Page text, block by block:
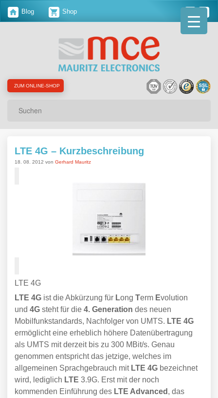
Blog Shop
ZUM ONLINE-SHOP
LTE 4G – Kurzbeschreibung
18. 08. 2012 von Gerhard Mauritz
LTE 4G
LTE 4G ist die Abkürzung für Long Term Evolution
und 4G steht für die 4. Generation des neuen
Mobilfunkstandards, Nachfolger von UMTS. LTE 4G
ermöglicht eine erheblich höhere Datenübertragung
als UMTS mit derzeit bis zu 300 MBit/s. Genau
genommen entspricht das jetzige, welches im
allgemeinen Sprachgebrauch mit LTE 4G bezeichnet
wird, lediglich LTE 3.9G. Erst mit der noch
kommenden Einführung des LTE Advanced , das